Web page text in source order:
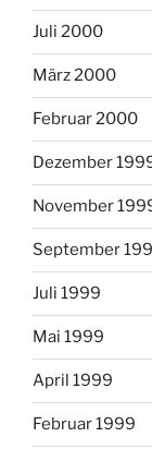
Juli 2000
März 2000
Februar 2000
Dezember
November
September
Juli 1999
Mai 1999
April 1999
Februar 1999